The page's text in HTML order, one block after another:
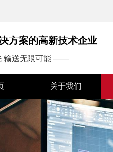
方案的高新技术企业
输送无限可能 ——
关于我们